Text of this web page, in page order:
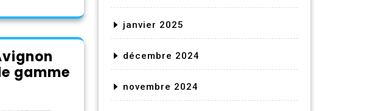
gamme
janvier 2025
décembre 2024
novembre 2024